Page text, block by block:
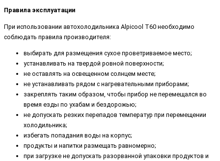
Правила эксплуатации
При использовании автохолодильника Alpicool T60 необходимо
соблюдать правила производителя:
выбирать для размещения сухое проветриваемое место;
устанавливать на твердой ровной поверхности;
не оставлять на освещенном солнцем месте;
не устанавливать рядом с нагревательными приборами;
закреплять таким образом, чтобы прибор не перемещался во
время езды по ухабам и бездорожью;
не допускать резких перепадов температур при перемещении
холодильника;
избегать попадания воды на корпус;
продукты и напитки размещать равномерно;
при загрузке не допускать разорванной упаковки продуктов и